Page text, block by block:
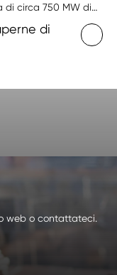
di circa 750 MW di
Stati Uniti
a data center
di
web o contattateci.